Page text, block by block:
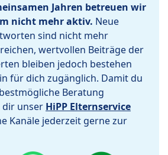
Jahren betreuen wir
nicht mehr aktiv. Neue
sind nicht mehr
wertvollen Beiträge der
bleiben jedoch bestehen
für dich zugänglich. Damit du
Beratung
unser HiPP Elternservice
Kanäle jederzeit gerne zur